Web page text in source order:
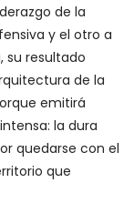
de la
y el otro a
su resultado
de la
emitirá
la dura
quedarse con el
que